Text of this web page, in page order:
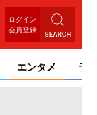
ログイン
会員登録
エンタメ ライ